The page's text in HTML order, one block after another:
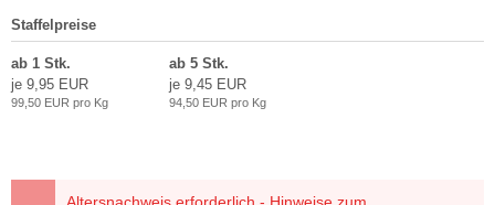
Staffelpreise
ab 1 Stk.
je 9,95 EUR
99,50 EUR pro Kg
ab 5 Stk.
je 9,45 EUR
94,50 EUR pro Kg